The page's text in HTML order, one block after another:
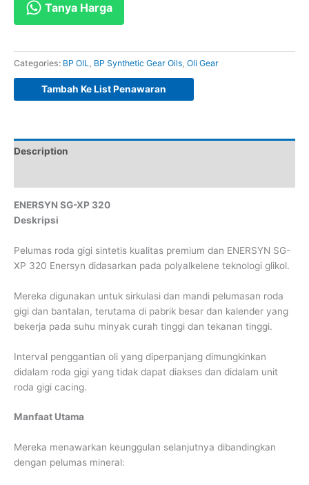
Tanya Harga
Categories: BP OIL, BP Synthetic Gear Oils, Oli Gear
Tambah Ke List Penawaran
Description
ENERSYN SG-XP 320
Deskripsi
Pelumas roda gigi sintetis kualitas premium dan ENERSYN SG-
XP 320 Enersyn didasarkan pada polyalkelene teknologi glikol.
Mereka digunakan untuk sirkulasi dan mandi pelumasan roda
gigi dan bantalan, terutama di pabrik besar dan kalender yang
bekerja pada suhu minyak curah tinggi dan tekanan tinggi.
Interval penggantian oli yang diperpanjang dimungkinkan
didalam roda gigi yang tidak dapat diakses dan didalam unit
roda gigi cacing.
Manfaat Utama
Mereka menawarkan keunggulan selanjutnya dibandingkan
dengan pelumas mineral: